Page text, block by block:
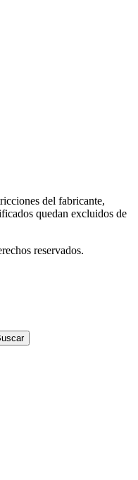
del fabricante,
quedan excluidos de
reservados.